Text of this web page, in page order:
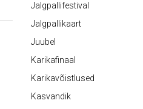
Jalgpallifestival
Jalgpallikaart
Juubel
Karikafinaal
Karikavõistlused
Kasvandik